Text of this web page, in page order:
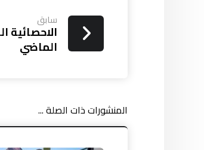
سابق
الاحصائية
الماضي
المنشورات ذات الصلة ...